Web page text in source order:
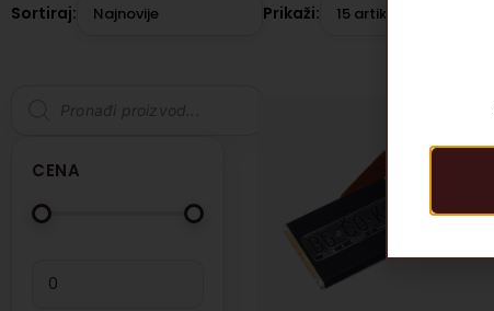
Sortiraj: Najnovije Prikaži: 15 artikala
CENA